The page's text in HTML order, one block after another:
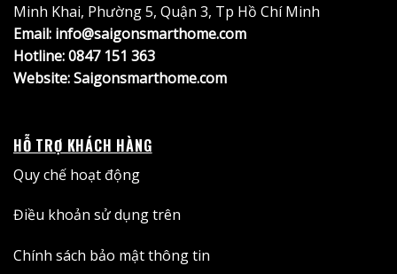
Minh Khai, Phường 5, Quận 3, Tp Hồ Chí Minh
Email: info@saigonsmarthome.com
Hotline:0847 151 363
Website:Saigonsmarthome.com
HỖ TRỢ KHÁCH HÀNG
Quy chế hoạt động
Điều khoản sử dụng trên
Chính sách bảo mật thông tin